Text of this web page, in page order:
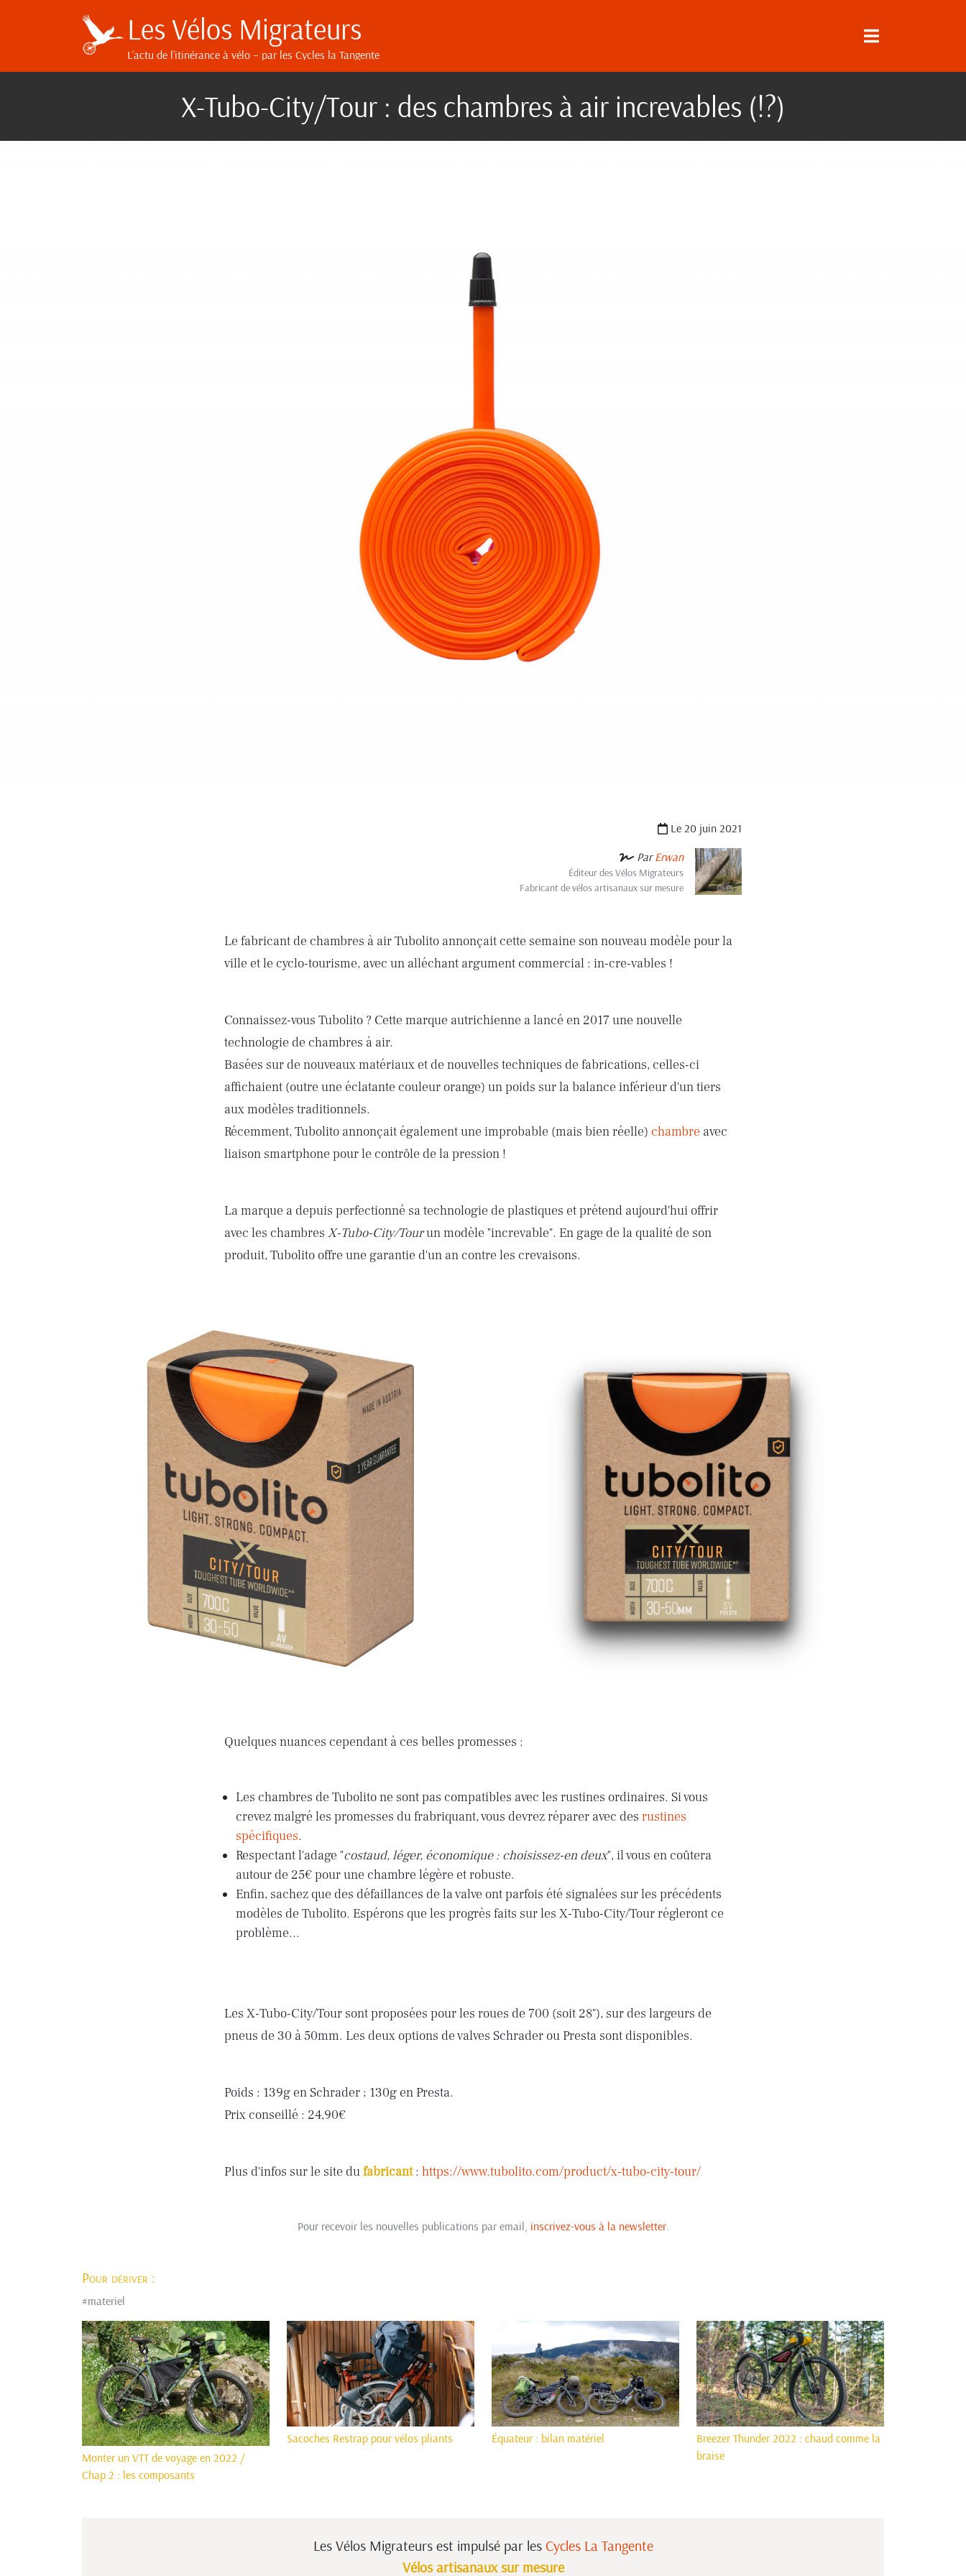
Les Vélos Migrateurs
L’actu de l’itinérance à vélo – par les Cycles la Tangente
X-Tubo-City/Tour : des chambres à air increvables (!?)
Le 20 juin 2021
ParErwan
Éditeur des Vélos Migrateurs
Fabricant de vélos artisanaux sur mesure
Le fabricant de chambres à air Tubolito annonçait cette semaine son nouveau modèle pour la
ville et le cyclo-tourisme, avec un alléchant argument commercial : in-cre-vables !
Connaissez-vous Tubolito ? Cette marque autrichienne a lancé en 2017 une nouvelle
technologie de chambres à air.
Basées sur de nouveaux matériaux et de nouvelles techniques de fabrications, celles-ci
affichaient (outre une éclatante couleur orange) un poids sur la balance inférieur d'un tiers
aux modèles traditionnels.
Récemment, Tubolito annonçait également une improbable (mais bien réelle) chambre avec
liaison smartphone pour le contrôle de la pression !
La marque a depuis perfectionné sa technologie de plastiques et prétend aujourd'hui offrir
avec les chambres X-Tubo-City/Tourun modèle "increvable". En gage de la qualité de son
produit, Tubolito offre une garantie d'un an contre les crevaisons.
Quelques nuances cependant à ces belles promesses :
Les chambres de Tubolito ne sont pas compatibles avec les rustines ordinaires. Si vous
crevez malgré les promesses du frabriquant, vous devrez réparer avec des rustines
spécifiques.
Respectant l'adage "costaud, léger, économique : choisissez-en deux", il vous en coûtera
autour de 25€ pour une chambre légère et robuste.
Enfin, sachez que des défaillances de la valve ont parfois été signalées sur les précédents
modèles de Tubolito. Espérons que les progrès faits sur les X-Tubo-City/Tour régleront ce
problème...
Les X-Tubo-City/Tour sont proposées pour les roues de 700 (soit 28"), sur des largeurs de
pneus de 30 à 50mm. Les deux options de valves Schrader ou Presta sont disponibles.
Poids : 139g en Schrader ; 130g en Presta.
Prix conseillé : 24,90€
Plus d'infos sur le site dufabricant: https://www.tubolito.com/product/x-tubo-city-tour/
Pour recevoir les nouvelles publications par email, inscrivez-vous à la newsletter.
Pour dériver :
#materiel
Monter un VTT de voyage en 2022 /
Chap.2 : les composants
Sacoches Restrap pour vélos pliants Équateur : bilan matériel
Breezer Thunder 2022 : chaud comme la
braise
Les Vélos Migrateurs est impulsé par les Cycles La Tangente
Vélos artisanaux sur mesure